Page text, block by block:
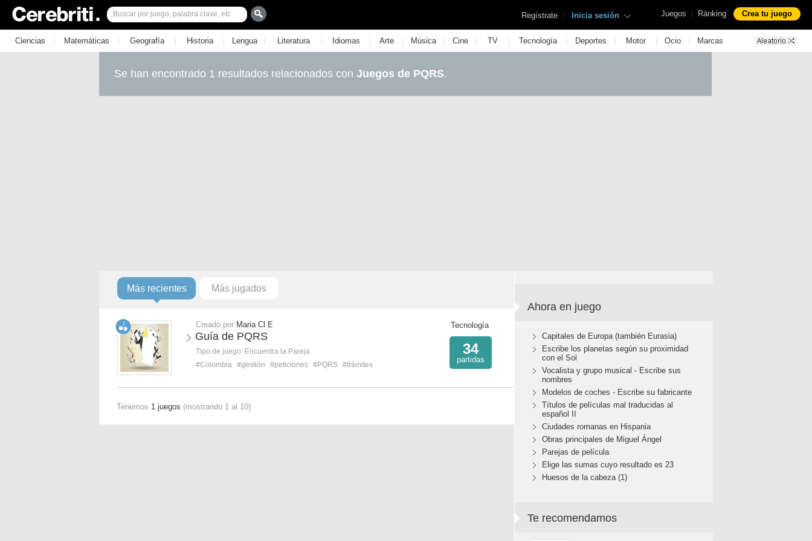
Juegos | Ránking Crea tu juego
Regístrate | Inicia sesión
Ciencias | Matemáticas | Geografía | Historia | Lengua | Literatura | Idiomas | Arte | Música | Cine | TV | Tecnología | Deportes | Motor | Ocio | Marcas
Se han encontrado 1 resultados relacionados con Juegos de PQRS.
Más recientes Más jugados
Creado por Maria Cl E
Guía de PQRS
Tipo de juego: Encuentra la Pareja
#Colombia #gestión #peticiones #PQRS #trámites
Tecnología
34
partidas
Tenemos 1 juegos (mostrando 1 al 10)
Ahora en juego
Capitales de Europa (también Eurasia)
Escribe los planetas según su proximidad
con el Sol
Vocalista y grupo musical - Escribe sus
nombres
Modelos de coches - Escribe su fabricante
Títulos de películas mal traducidas al
español II
Ciudades romanas en Hispania
Obras principales de Miguel Ángel
Parejas de película
Elige las sumas cuyo resultado es 23
Huesos de la cabeza (1)
Te recomendamos